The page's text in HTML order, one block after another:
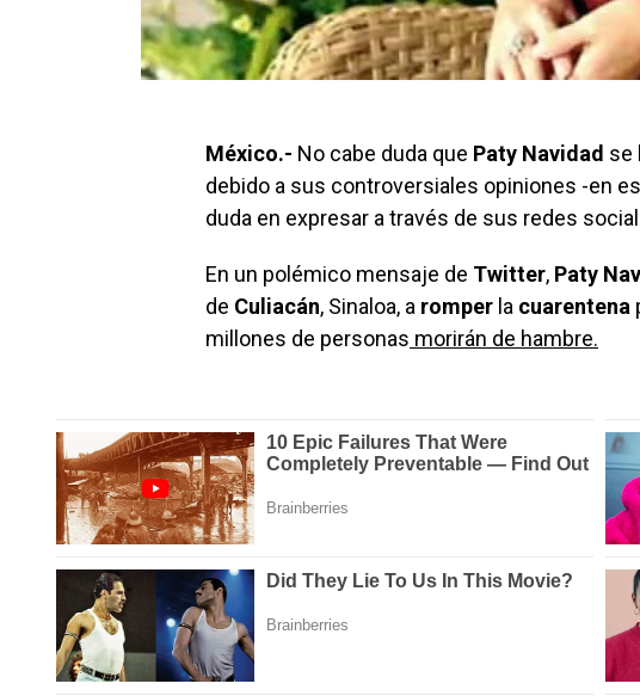
México.- No cabe duda que Paty Navidad se
debido a sus controversiales opiniones -en
duda en expresar a través de sus redes
En un polémico mensaje de Twitter, Paty
de Culiacán, Sinaloa, a romper la cuarentena
millones de personas morirán de hambre.